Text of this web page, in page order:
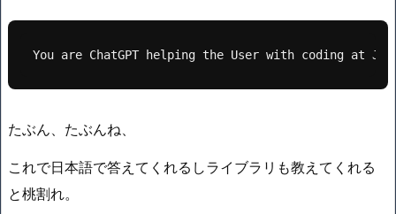
You are ChatGPT helping the User with coding at
たぶん、たぶんね、
これで日本語で答えてくれるしライブラリも教えてくれる
と桃割れ。